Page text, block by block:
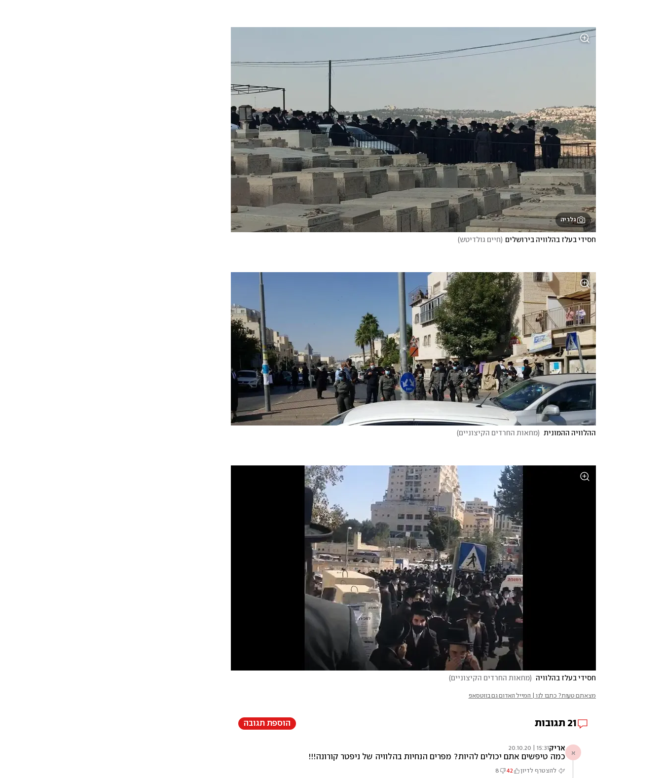
גלריה
חסידי בעלז בהלוויה בירושלים (חיים גולדיטש)
ההלוויה ההמונית (מחאות החרדים הקיצוניים )
חסידי בעלז בהלוויה (מחאות החרדים הקיצוניים )
מצאתם טעות? כתבו לנו | המייל האדום גם בווטסאפ
21 תגובות הוספת תגובה
א אריק 15:31 | 20.10.20
כמה טיפשים אתם יכולים להיות? מפרים הנחיות בהלוויה של ניפטר קורונה!!!
להצטרף לדיון 42
8